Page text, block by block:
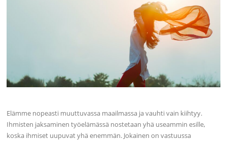
Elämme nopeasti muuttuvassa maailmassa ja vauhti vain kiihtyy.
Ihmisten jaksaminen työelämässä nostetaan yhä useammin esille,
koska ihmiset uupuvat yhä enemmän. Jokainen on vastuussa